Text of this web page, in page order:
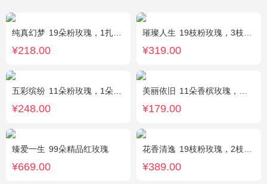
纯真幻梦 19朵粉玫瑰，1扎满天星间插丰满
¥218.00
璀璨人生 19枝粉玫瑰，3枝向日葵，绿叶搭配
¥319.00
五彩缤纷 11朵粉玫瑰，1朵粉绣球，白色乒乓菊，桔梗、绿叶搭配
¥248.00
美丽依旧 11朵香槟玫瑰，搭配石竹梅间插。
¥179.00
臻爱一生 99朵精品红玫瑰
¥669.00
花香清逸 19枝粉玫瑰，2枝粉色乒乓菊，1枝粉色绣球，银叶菊，粉色满天星，绿叶搭配
¥389.00